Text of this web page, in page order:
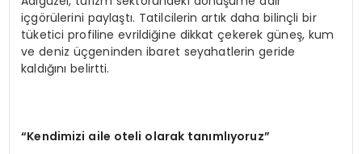
içgörülerini paylaştı. Tatilcilerin artık daha bilinçli bir
tüketici profiline evrildiğine dikkat çekerek güneş, kum
ve deniz üçgeninden ibaret seyahatlerin geride
kaldığını belirtti.
“Kendimizi aile oteli olarak tanımlıyoruz”